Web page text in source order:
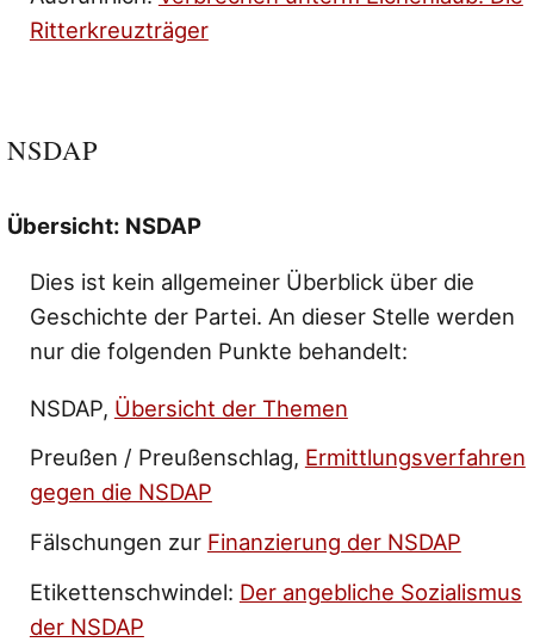
Ritterkreuzträger
NSDAP
Übersicht: NSDAP
Dies ist kein allgemeiner Überblick über die
Geschichte der Partei. An dieser Stelle werden
nur die folgenden Punkte behandelt:
NSDAP, Übersicht der Themen
Preußen / Preußenschlag, Ermittlungsverfahren
gegen die NSDAP
Fälschungen zur Finanzierung der NSDAP
Etikettenschwindel: Der angebliche Sozialismus
der NSDAP